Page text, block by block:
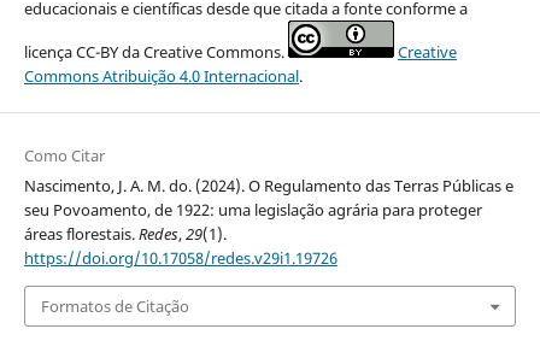
educacionais e científicas desde que citada a fonte conforme a
licença CC-BY da Creative Commons.
Creative
Commons Atribuição 4.0 Internacional.
Como Citar
Nascimento, J. A. M. do. (2024). O Regulamento das Terras Públicas e
seu Povoamento, de 1922: uma legislação agrária para proteger
áreas florestais.Redes,29(1).
https://doi.org/10.17058/redes.v29i1.19726
Formatos de Citação